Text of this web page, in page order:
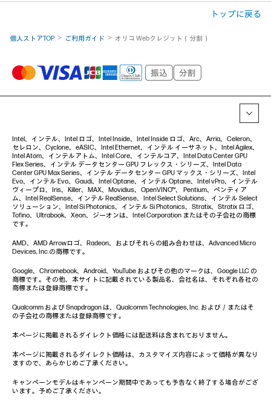
トップに戻る
個人ストアTOP ご利用ガイド オリコ Webクレジット（分割）
Intel、インテル、Intel ロゴ、Intel Inside、Intel Inside ロゴ、Arc、Arria、Celeron、
セレロン、Cyclone、eASIC、Intel Ethernet、インテル イーサネット、Intel Agilex、
Intel Atom、インテルアトム、Intel Core、インテルコア、Intel Data Center GPU
Flex Series、インテル データセンター GPU フレックス・シリーズ、Intel Data
Center GPU Max Series、インテル データセンター GPU マックス・シリーズ、Intel
Evo、インテル Evo、Gaudi、Intel Optane、インテル Optane、Intel vPro、インテル
ヴィープロ、Iris、Killer、MAX、Movidius、OpenVINO™、 Pentium、ペンティア
ム、Intel RealSense、インテル RealSense、Intel Select Solutions、インテル Select
ソリューション、Intel Si Photonics、インテル Si Photonics、Stratix、Stratix ロゴ、
Tofino、Ultrabook、Xeon、ジーオンは、Intel Corporation またはその子会社の商標
です。
AMD、AMD Arrowロゴ、Radeon、およびそれらの組み合わせは、Advanced Micro
Devices, Inc.の商標です。
Google、Chromebook、Android、YouTube およびその他のマークは、Google LLC の
商標です。その他、本サイトに記載されている製品名、会社名は、それぞれ各社の
商標または登録商標です。
Qualcomm および Snapdragon は、Qualcomm Technologies, Inc. および／またはそ
の子会社の商標または登録商標です。
本ページに掲載されるダイレクト価格には配送料は含まれておりません。
本ページに掲載されるダイレクト価格は、カスタマイズ内容によって価格が異なり
ますので、あらかじめご了承ください。
キャンペーンモデルはキャンペーン期間中であっても予告なく終了する場合がござ
います。予めご了承ください。